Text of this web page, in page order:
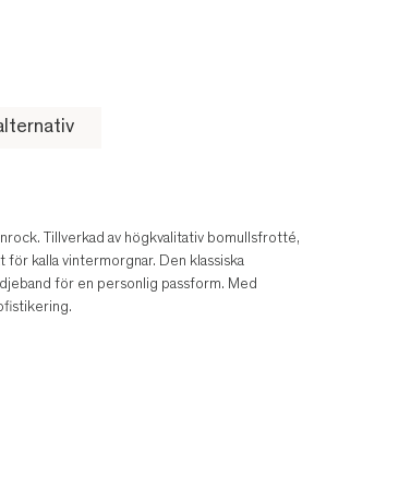
Tillverkad av högkvalitativ bomullsfrotté,
kalla vintermorgnar. Den klassiska
för en personlig passform. Med